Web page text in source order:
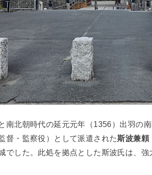
南北朝時代の延元元年（1356）出羽の
督・監察役）として派遣された斯波兼頼
でした。此処を拠点とした斯波氏は、